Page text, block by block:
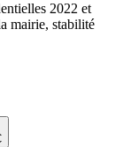
2022 et
mairie, stabilité